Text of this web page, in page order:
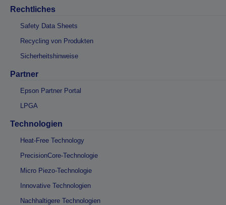
Rechtliches
Safety Data Sheets
Recycling von Produkten
Sicherheitshinweise
Partner
Epson Partner Portal
LPGA
Technologien
Heat-Free Technology
PrecisionCore-Technologie
Micro Piezo-Technologie
Innovative Technologien
Nachhaltigere Technologien